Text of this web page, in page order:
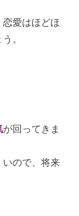
愛はほどほ
。
が回ってきま
いので、将来